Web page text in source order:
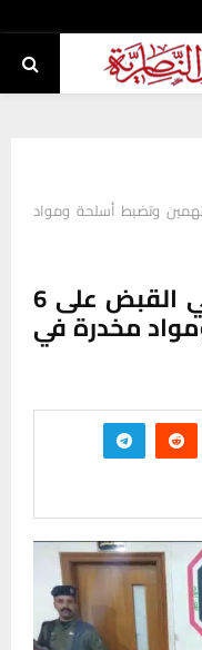
مشتركة تلقي القبض على 6 متهمين وتضبط أسلحة ومواد
قوة أمنية مشتركة تلقي القبض على 6
مخدرة في